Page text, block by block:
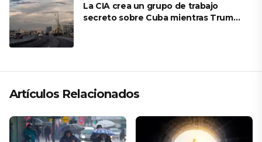
La CIA crea un grupo de trabajo
secreto sobre Cuba mientras Trump
Artículos Relacionados